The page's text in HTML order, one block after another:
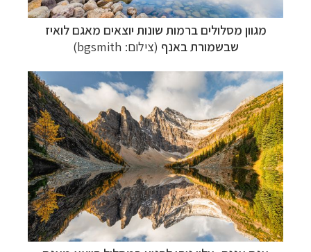
מגוון מסלולים ברמות שונות יוצאים מאגם לואיז
שבשמורת באנף (צילום: bgsmith
)